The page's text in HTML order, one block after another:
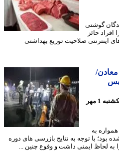
گوشتی
حائز
صلاحیت توزیع بهداشتی
23 ماه پیش - یکشنبه 1 مهر
به
با توجه به نتایج بازرسی های دوره
ایمنی داشت و وقوع چنین ...